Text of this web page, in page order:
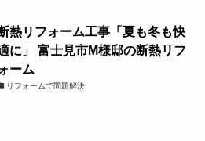
熱リフォーム工事「夏も冬も快
に」 富士見市M様邸の断熱リフ
ォーム
リフォームで問題解決